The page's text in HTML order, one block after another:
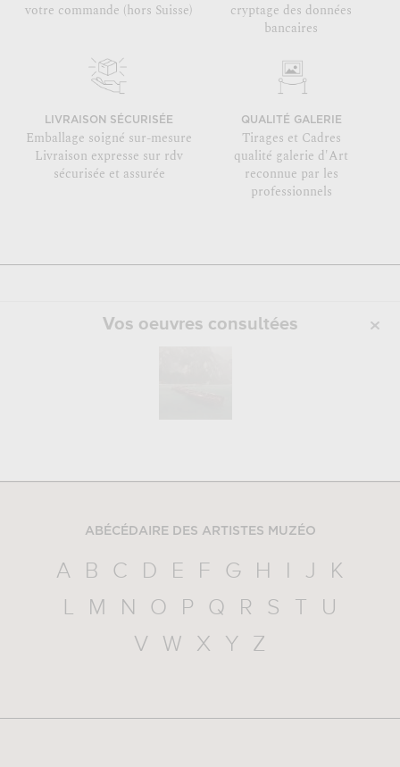
votre commande (hors Suisse)
cryptage des données
bancaires
LIVRAISON SÉCURISÉE
Emballage soigné sur-mesure
Livraison expresse sur rdv
sécurisée et assurée
QUALITÉ GALERIE
Tirages et Cadres
qualité galerie d'Art
reconnue par les
professionnels
Vos oeuvres consultées
ABÉCÉDAIRE DES ARTISTES MUZÉO
A B C D E F G H J
K
L
M N O P Q R S
U
V
W X Y Z